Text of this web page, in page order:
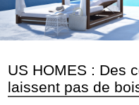
US HOMES : Des
laissent pas de